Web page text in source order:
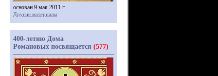
основан 9 мая 2011 г.
Другие материалы
400-летию Дома
Романовых посвящается (577)